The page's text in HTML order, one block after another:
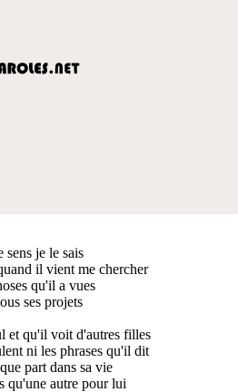
je le sais
il vient me chercher
qu'il a vues
ses projets
et qu'il voit d'autres filles
ni les phrases qu'il dit
part dans sa vie
qu'une autre pour lui